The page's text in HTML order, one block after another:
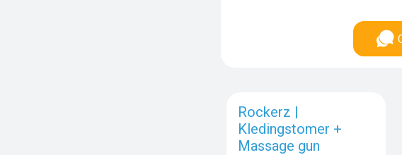
Rockerz |
Kledingstomer +
Massage gun